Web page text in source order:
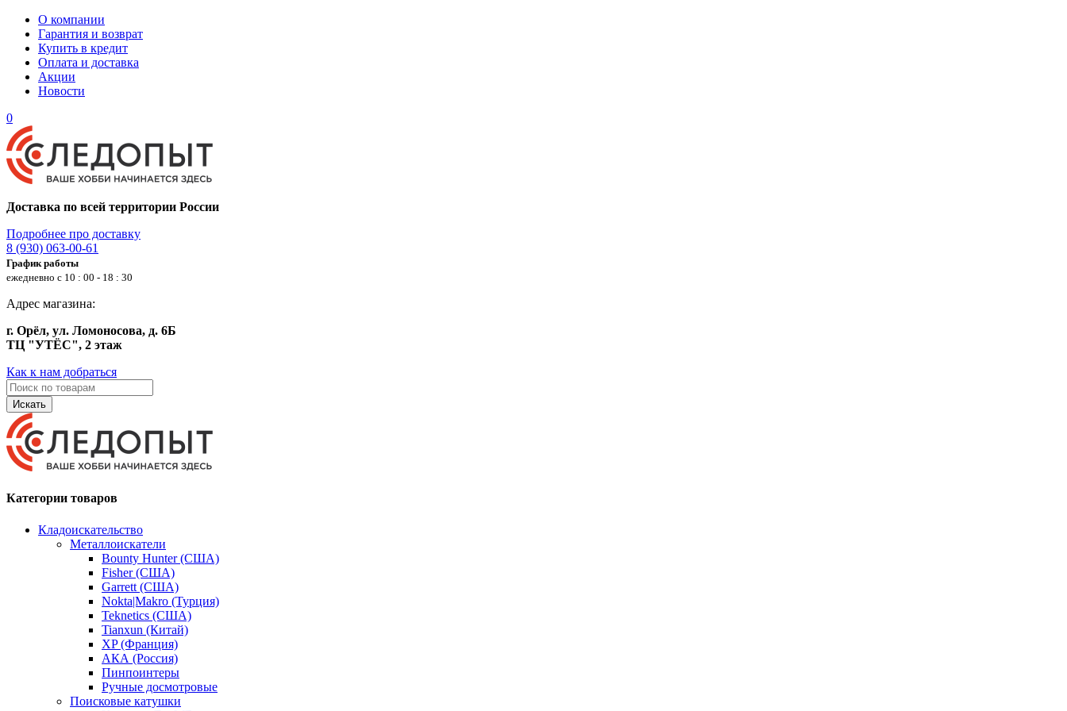
О компании
Гарантия и возврат
Купить в кредит
Оплата и доставка
Акции
Новости
0
Доставка по всей территории России
Подробнее про доставку
8 (930) 063-00-61
График работы
ежедневно с 10 : 00 - 18 : 30
Адрес магазина:
г. Орёл, ул. Ломоносова, д. 6Б
ТЦ "УТЁС", 2 этаж
Как к нам добраться
Искать
Категории товаров
Кладоискательство
Металлоискатели
Bounty Hunter (США)
Fisher (США)
Garrett (США)
Nokta|Makro (Турция)
Teknetics (США)
Tianxun (Китай)
XP (Франция)
АКА (Россия)
Пинпоинтеры
Ручные досмотровые
Поисковые катушки